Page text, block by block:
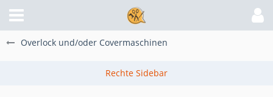
Overlock und/oder Covermaschinen